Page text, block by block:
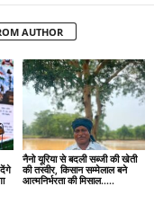
AUTHOR
नैनो यूरिया से बदली सब्जी की खेती
की तस्वीर, किसान सम्मेलाल बने
आत्मनिर्भरता की मिसाल…..